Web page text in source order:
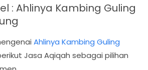
: Ahlinya Kambing Guling
Ahlinya Kambing Guling
Jasa Aqiqah sebagai pilihan